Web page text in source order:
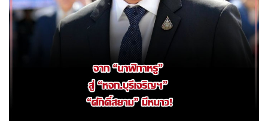
• MGR Live
Infographic
•
• Special Scoop